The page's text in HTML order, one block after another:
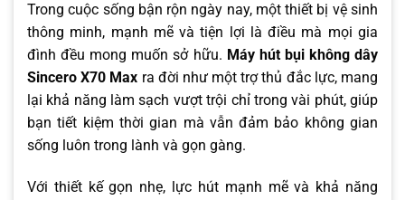
Trong cuộc sống bận rộn ngày nay, một thiết bị vệ sinh
thông minh, mạnh mẽ và tiện lợi là điều mà mọi gia
đình đều mong muốn sở hữu. Máy hút bụi không dây
Sincero X70 Max ra đời như một trợ thủ đắc lực, mang
lại khả năng làm sạch vượt trội chỉ trong vài phút, giúp
bạn tiết kiệm thời gian mà vẫn đảm bảo không gian
sống luôn trong lành và gọn gàng.
Với thiết kế gọn nhẹ, lực hút mạnh mẽ và khả năng